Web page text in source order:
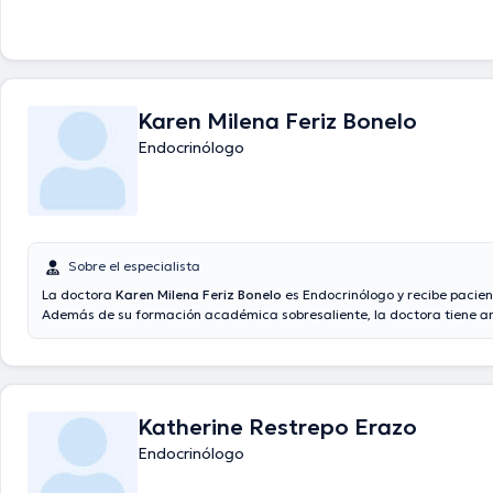
Karen Milena Feriz Bonelo
Endocrinólogo
Sobre el especialista
La doctora Karen Milena Feriz Bonelo es Endocrinólogo y recibe
Además de su formación académica sobresaliente, la doctora tiene
continua en su temática de especialización y ha difundido diversos
cita se puede realizar en Español.
Katherine Restrepo Erazo
Endocrinólogo